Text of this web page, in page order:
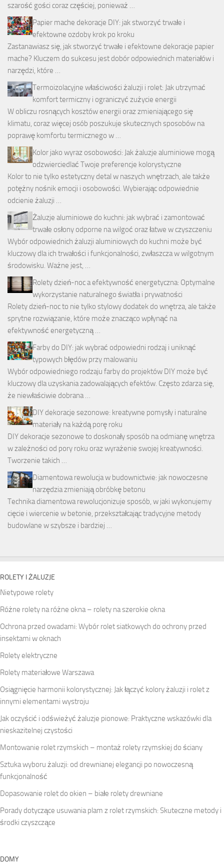
szarość gości coraz częściej, ponieważ …
Papier mache dekoracje DIY: jak stworzyć trwałe i
efektowne ozdoby krok po kroku
Zastanawiasz się, jak stworzyć trwałe i efektowne dekoracje papier
mache? Kluczem do sukcesu jest dobór odpowiednich materiałów i
narzędzi, które …
Termoizolacyjne właściwości żaluzji i rolet: Jak utrzymać
komfort termiczny i ograniczyć zużycie energii
W obliczu rosnących kosztów energii oraz zmieniającego się
klimatu, coraz więcej osób poszukuje skutecznych sposobów na
poprawę komfortu termicznego w …
Kolor jako wyraz osobowości: Jak żaluzje aluminiowe mogą
odzwierciedlać Twoje preferencje kolorystyczne
Kolor to nie tylko estetyczny detal w naszych wnętrzach, ale także
potężny nośnik emocji i osobowości. Wybierając odpowiednie
odcienie żaluzji …
Żaluzje aluminiowe do kuchni: jak wybrać i zamontować
trwałe osłony odporne na wilgoć oraz łatwe w czyszczeniu
Wybór odpowiednich żaluzji aluminiowych do kuchni może być
kluczowy dla ich trwałości i funkcjonalności, zwłaszcza w wilgotnym
środowisku. Ważne jest, …
Rolety dzień-noc a efektywność energetyczna: Optymalne
wykorzystanie naturalnego światła i prywatności
Rolety dzień-noc to nie tylko stylowy dodatek do wnętrza, ale także
sprytne rozwiązanie, które może znacząco wpłynąć na
efektywność energetyczną …
Farby do DIY: jak wybrać odpowiedni rodzaj i uniknąć
typowych błędów przy malowaniu
Wybór odpowiedniego rodzaju farby do projektów DIY może być
kluczowy dla uzyskania zadowalających efektów. Często zdarza się,
że niewłaściwie dobrana …
DIY dekoracje sezonowe: kreatywne pomysły i naturalne
materiały na każdą porę roku
DIY dekoracje sezonowe to doskonały sposób na odmianę wnętrza
w zależności od pory roku oraz wyrażenie swojej kreatywności.
Tworzenie takich …
Diamentowa rewolucja w budownictwie: jak nowoczesne
narzędzia zmieniają obróbkę betonu
Technika diamentowa rewolucjonizuje sposób, w jaki wykonujemy
cięcie i wiercenie w betonie, przekształcając tradycyjne metody
budowlane w szybsze i bardziej …
ROLETY I ŻALUZJE
Nietypowe rolety
Różne rolety na różne okna – rolety na szerokie okna
Ochrona przed owadami: Wybór rolet siatkowych do ochrony przed
insektami w oknach
Rolety elektryczne
Rolety materiałowe Warszawa
Osiągnięcie harmonii kolorystycznej: Jak łączyć kolory żaluzji i rolet z
innymi elementami wystroju
Jak oczyścić i odświeżyć żaluzje pionowe: Praktyczne wskazówki dla
nieskazitelnej czystości
Montowanie rolet rzymskich – montaż rolety rzymskiej do ściany
Sztuka wyboru żaluzji: od drewnianej elegancji po nowoczesną
funkcjonalność
Dopasowanie rolet do okien – białe rolety drewniane
Porady dotyczące usuwania plam z rolet rzymskich: Skuteczne metody i
środki czyszczące
DOMY